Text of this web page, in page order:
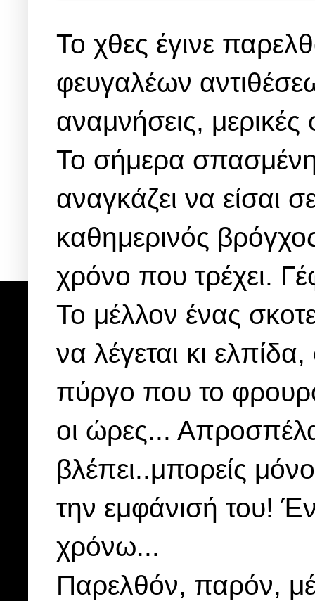
Το χθες έγινε
φευγαλέων
αναμνήσεις,
Το σήμερα σπασμένη
αναγκάζει να είσαι
καθημερινός
χρόνο που τρέχει.
Το μέλλον ένας
να λέγεται κι
πύργο που το
οι ώρες...
βλέπει..μπορείς
την εμφάνισή του!
χρόνω...
Παρελθόν, παρόν,